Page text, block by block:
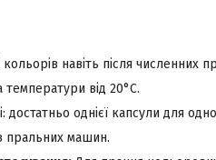
навіть після численних
від 20°C.
достатньо однієї капсули для
пральних машин.